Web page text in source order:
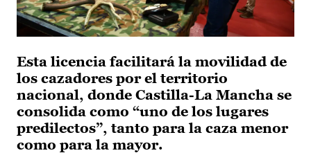
Esta licencia facilitará la movilidad de
los cazadores por el territorio
nacional, donde Castilla-La Mancha se
consolida como “uno de los lugares
predilectos”, tanto para la caza menor
como para la mayor.